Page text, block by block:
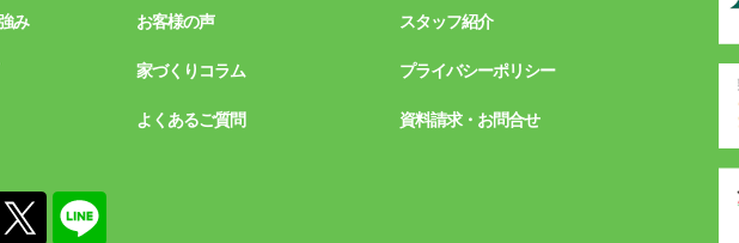
み お客様の声
家づくりコラム
よくあるご質問
スタッフ紹介
プライバシーポリシー
資料請求・お問合せ